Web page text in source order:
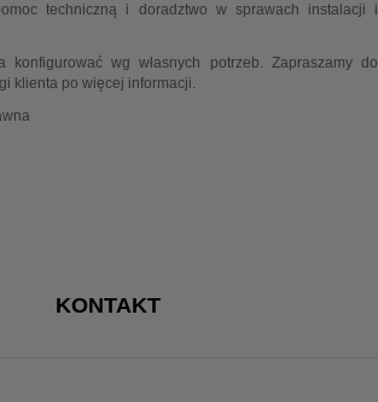
techniczną i doradztwo w sprawach instalacji i
konfigurować wg własnych potrzeb. Zapraszamy do
klienta po więcej informacji.
KONTAKT